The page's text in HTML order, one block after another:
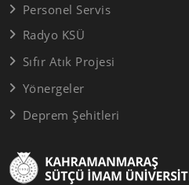
Personel Servis
Radyo KSÜ
Sıfır Atık Projesi
Yönergeler
Deprem Şehitleri